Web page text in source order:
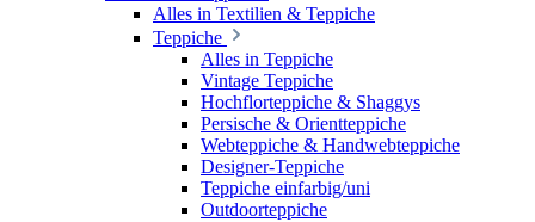
Alles in Textilien & Teppiche
Teppiche
Alles in Teppiche
Vintage Teppiche
Hochflorteppiche & Shaggys
Persische & Orientteppiche
Webteppiche & Handwebteppiche
Designer-Teppiche
Teppiche einfarbig/uni
Outdoorteppiche